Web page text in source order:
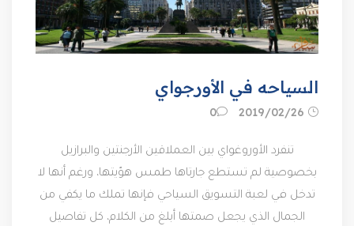
السياحه في الأورجواي
0
تنفرد الأوروغواي بين العملاقين الأرجنتين والبرازيل
بخصوصية لم تستطع جارتاها طمس هوّيتها، ورغم أنها لا
تدخل في لعبة التسويق السياحي فإنها تملك ما يكفي من
الجمال الذي يجعل صمتها أبلغ من الكلام، كل تفاصيل